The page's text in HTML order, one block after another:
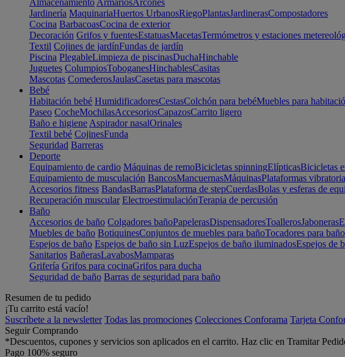
Almacenamiento ArmariosArcones
Jardinería MaquinariaHuertos UrbanosRiegoPlantasJardinerasCompostadores
Cocina BarbacoasCocina de exterior
Decoración Grifos y fuentesEstatuasMacetasTermómetros y estaciones
Textil Cojines de jardínFundas de jardín
Piscina PlegableLimpieza de piscinasDuchaHinchable
Juguetes ColumpiosToboganesHinchablesCasitas
Mascotas ComederosJaulasCasetas para mascotas
Bebé
Habitación bebé HumidificadoresCestasColchón para bebéMuebles para
Paseo CocheMochilasAccesoriosCapazosCarrito ligero
Baño e higiene Aspirador nasalOrinales
Textil bebé CojinesFunda
Seguridad Barreras
Deporte
Equipamiento de cardio Máquinas de remoBicicletas spinningElípticasBicicletas
Equipamiento de musculación BancosMancuernasMáquinasPlataformas
Accesorios fitness BandasBarrasPlataforma de stepCuerdasBolas y esferas de
Recuperación muscular ElectroestimulaciónTerapia de percusión
Baño
Accesorios de baño Colgadores bañoPapelerasDispensadoresToallerosJaboneras
Muebles de baño BotiquinesConjuntos de muebles para bañoTocadores para baño
Espejos de baño Espejos de baño sin LuzEspejos de baño iluminadosEspejos de
Sanitarios BañerasLavabosMamparas
Grifería Grifos para cocinaGrifos para ducha
Seguridad de baño Barras de seguridad para baño
Resumen de tu pedido
¡Tu carrito está vacío!
Suscríbete a la newsletter Todas las promociones Colecciones Conforama Tarjeta
Seguir Comprando
*Descuentos, cupones y servicios son aplicados en el carrito. Haz clic en Tramitar
Pago 100% seguro